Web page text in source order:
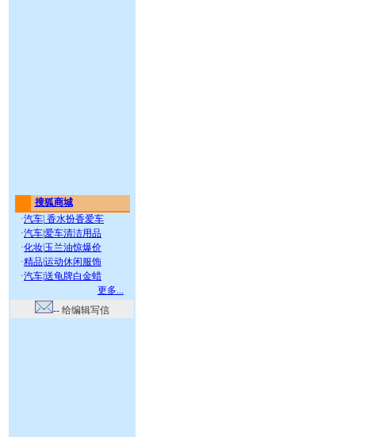
搜狐商城
·汽车 香水扮香爱车
·汽车爱车清洁用品
·化妆 玉兰油惊爆价
·精品运动休闲服饰
·汽车送龟牌白金蜡
更多...
-- 给编辑写信